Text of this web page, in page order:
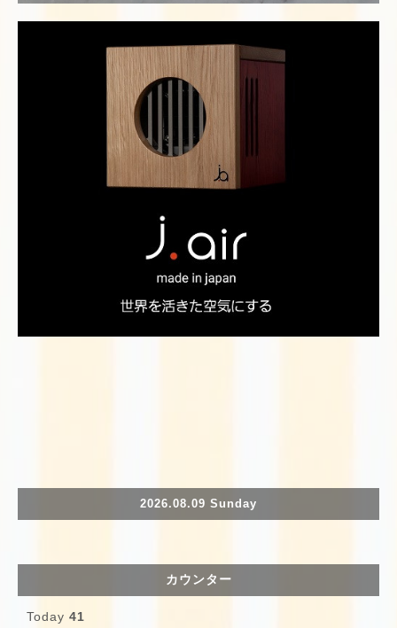
2026.08.09 Sunday
カウンター
Today 41